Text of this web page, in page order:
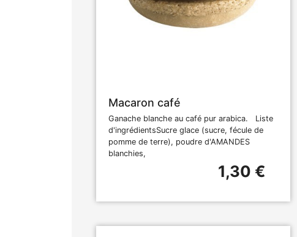
Macaron café
Ganache blanche au café pur arabica. Liste
d'ingrédientsSucre glace (sucre, fécule de
pomme de terre), poudre d'AMANDES
blanchies,
1,30 €